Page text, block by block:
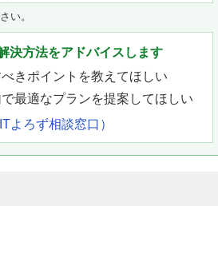
い。
決方法をアドバイスします
きポイントを教えてほしい
最適なプランを提案してほしい
よろず相談窓口）